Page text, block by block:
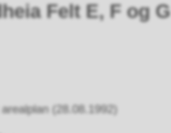
Felt E, F og G
(28.08.1992)